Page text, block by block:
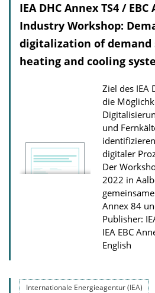
IEA DHC Annex TS4 / EBC
Industry Workshop:
digitalization of
heating and cooling
Ziel des IEA
die
und
digitaler
Der
2022 in
Annex 84
Publisher:
IEA EBC
English
Internationale Energieagentur (IEA)